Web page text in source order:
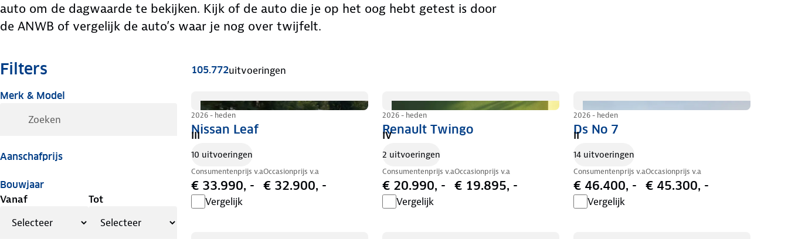
auto om de dagwaarde te bekijken. Kijk of de auto die je op het oog hebt getest is door
de ANWB of vergelijk de auto’s waar je nog over twijfelt.
Filters
Merk & Model
Aanschafprijs
Bouwjaar
Vanaf Tot
105.772uitvoeringen
Nissan Leaf
2026 - heden
III
10 uitvoeringen
Consumentenprijs v.a
€ 33.990, -
Occasionprijs v.a
€ 32.900, -
Vergelijk
Renault Twingo
2026 - heden
IV
2 uitvoeringen
Consumentenprijs v.a
€ 20.990, -
Occasionprijs v.a
€ 19.895, -
Vergelijk
Ds No 7
2026 - heden
II
14 uitvoeringen
Consumentenprijs v.a
€ 46.400, -
Occasionprijs v.a
€ 45.300, -
Vergelijk